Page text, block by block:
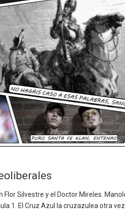
Silvestre y el Doctor Mireles.
1. El Cruz Azul la cruzazulea otra